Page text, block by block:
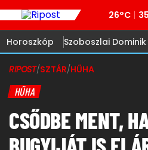
26°C
Horoszkóp Szoboszlai Dominik
RIPOST/SZTÁR/HŰHA
HŰHA
CSŐDBE MENT,